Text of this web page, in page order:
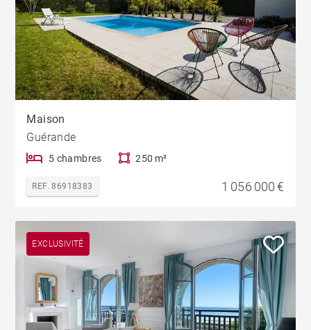
Maison
Guérande
5 chambres 250 m²
REF. 86918383 1 056 000 €
EXCLUSIVITÉ